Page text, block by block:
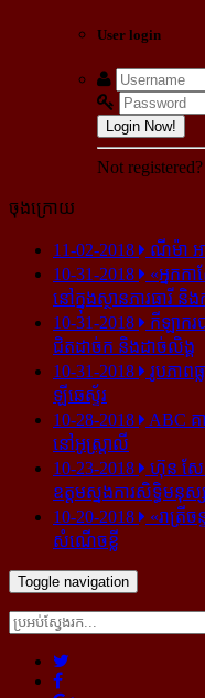
User login
Login Now!
Not registered?
ចុងក្រោយ
11-02-2018
ណីម៉ា អ
10-31-2018
«អ្នក​ក
នៅ​ក្នុង​ស្ថាន​ភារធារី
10-31-2018
កីឡាករ​
ជិត​ដាច់ក និង​ដាច់​លិង្គ
10-31-2018
រូបភាព​
ឡីឆេស្ទ័រ
10-28-2018
ABC
នៅ​អូស្ត្រាលី
10-23-2018
ហ៊ុន សែ
ឧត្តម​ស្នងការ​សិទ្ធិ​មនុ
10-20-2018
«រាត្រី
សំណើចខ្លី
Toggle navigation